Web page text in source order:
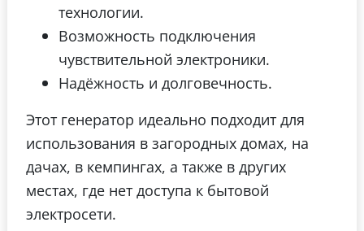
технологии.
Возможность подключения
чувствительной электроники.
Надёжность и долговечность.
Этот генератор идеально подходит для
использования в загородных домах, на
дачах, в кемпингах, а также в других
местах, где нет доступа к бытовой
электросети.